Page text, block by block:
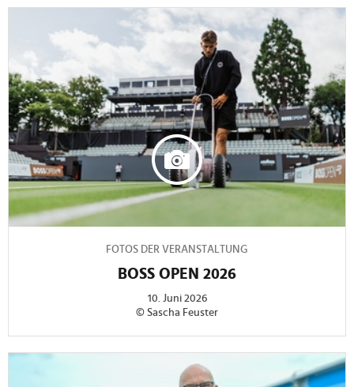
FOTOS DER VERANSTALTUNG
BOSS OPEN 2026
10. Juni 2026
© Sascha Feuster